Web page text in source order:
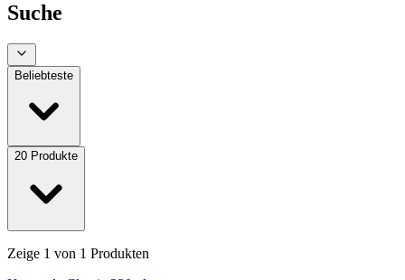
Suche
Beliebteste
20 Produkte
Zeige 1 von 1 Produkten